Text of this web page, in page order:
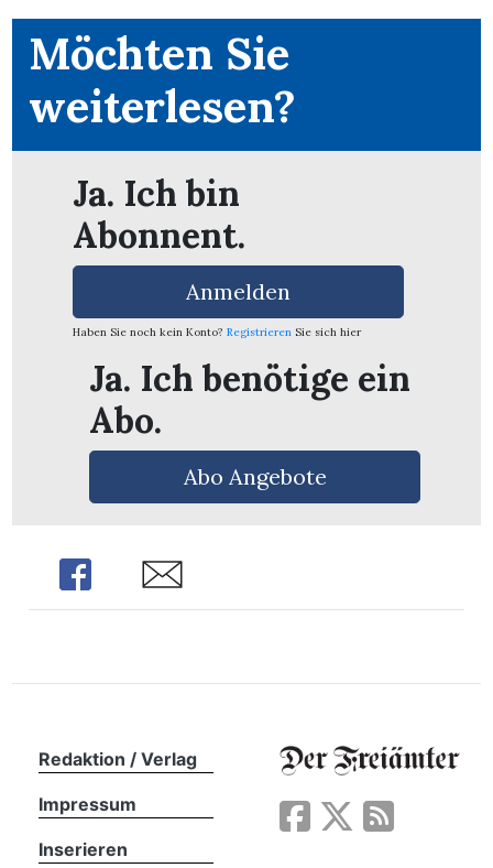
Möchten Sie
weiterlesen?
Ja. Ich bin
Abonnent.
Anmelden
Haben Sie noch kein Konto? Registrieren Sie sich hier
Ja. Ich benötige ein
Abo.
Abo Angebote
Share Share
Redaktion / Verlag
Impressum
Inserieren